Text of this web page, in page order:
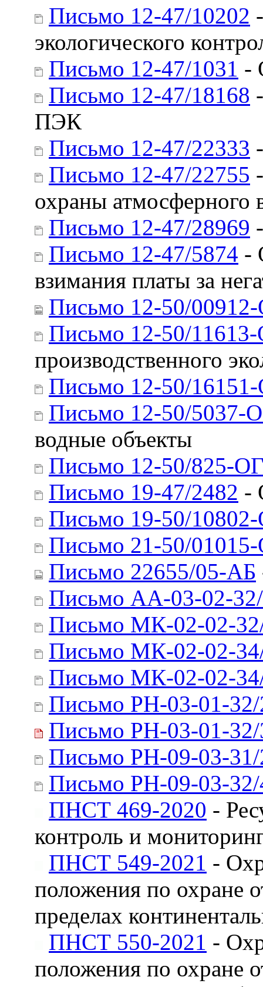
Письмо 12-47/10202
экологического
Письмо 12-47/1031 -
Письмо 12-47/18168
ПЭК
Письмо 12-47/22333
Письмо 12-47/22755
охраны атмосферного
Письмо 12-47/28969
Письмо 12-47/5874 -
взимания платы за
Письмо 12-50/
Письмо 12-50/
производственного
Письмо 12-50/
Письмо 12-50/5037-
водные объекты
Письмо 12-50/825-
Письмо 19-47/2482 -
Письмо 19-50/
Письмо 21-50/
Письмо 22655/05-АБ
Письмо АА-03-02-
Письмо МК-02-02-
Письмо МК-02-02-
Письмо МК-02-02-
Письмо РН-03-01-32/
Письмо РН-03-01-32/
Письмо РН-09-03-31/
Письмо РН-09-03-32/
ПНСТ 469-2020 -
контроль и
ПНСТ 549-2021 -
положения по охране
пределах
ПНСТ 550-2021 -
положения по охране